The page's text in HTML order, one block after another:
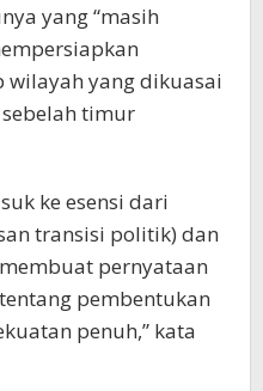
yang “masih
wilayah yang dikuasai
timur
ke esensi dari
transisi politik) dan
pernyataan
pembentukan
penuh,” kata